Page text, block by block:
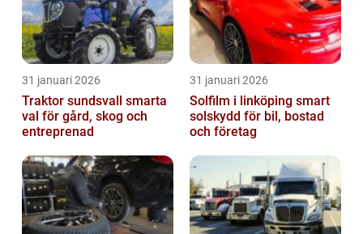
31 januari 2026
Traktor sundsvall smarta
val för gård, skog och
entreprenad
31 januari 2026
Solfilm i linköping smart
solskydd för bil, bostad
och företag